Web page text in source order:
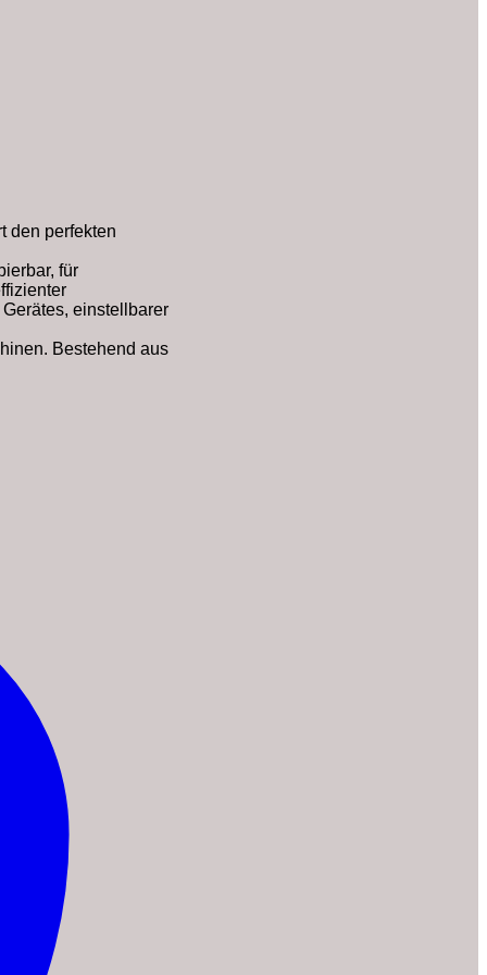
den perfekten
für
einstellbarer
Bestehend aus